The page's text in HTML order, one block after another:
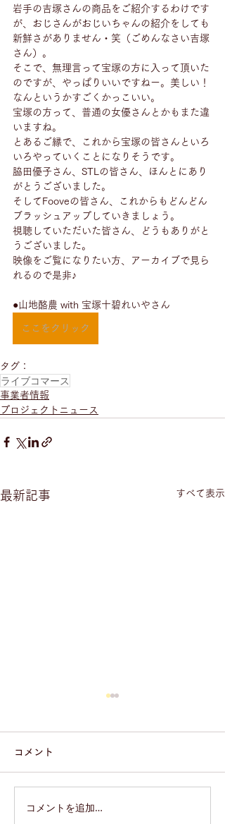
岩手の吉塚さんの商品をご紹介するわけです
が、おじさんがおじいちゃんの紹介をしても
新鮮さがありません・笑（ごめんなさい吉塚
さん）。
そこで、無理言って宝塚の方に入って頂いた
のですが、やっぱりいいですねー。美しい！
なんというかすごくかっこいい。
宝塚の方って、普通の女優さんとかもまた違
いますね。
とあるご縁で、これから宝塚の皆さんといろ
いろやっていくことになりそうです。
脇田優子さん、STLの皆さん、ほんとにあり
がとうございました。
そしてFooveの皆さん、これからもどんどん
ブラッシュアップしていきましょう。
視聴していただいた皆さん、どうもありがと
うございました。
映像をご覧になりたい方、アーカイブで見ら
れるので是非♪
●山地酪農 with 宝塚十碧れいやさん
ここをクリック
タグ：
ライブコマース
事業者情報
プロジェクトニュース
最新記事 すべて表示
Undiscovered Gems of
コメント
コメントを追加…